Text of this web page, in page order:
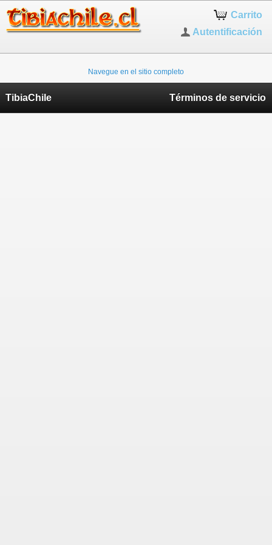
Carrito
Autentificación
Navegue en el sitio completo
TibiaChile Términos de servicio